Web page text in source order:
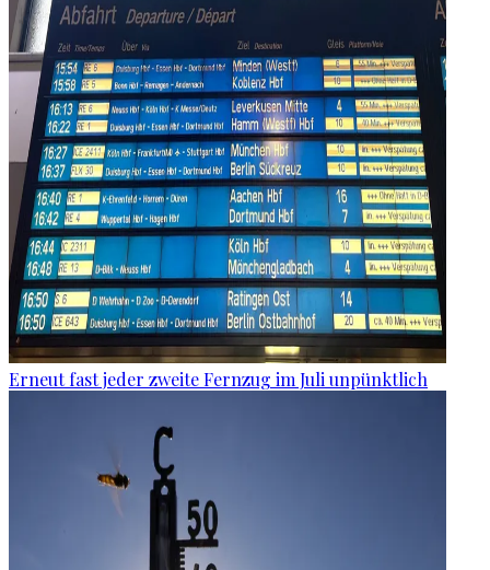
Erneut fast jeder zweite Fernzug im Juli unpünktlich